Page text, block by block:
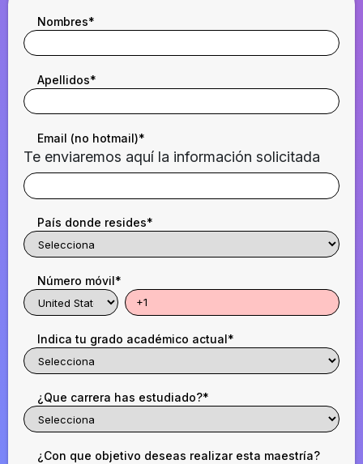
Nombres*
Apellidos*
Email (no hotmail)*
Te enviaremos aquí la información solicitada
País donde resides*
Número móvil *
Indica tu grado académico actual *
¿Que carrera has estudiado?*
¿Con que objetivo deseas realizar esta maestría?